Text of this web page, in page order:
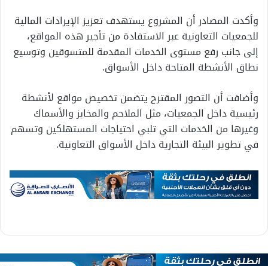
وأكدت المصادر أن المشروع يستهدف تعزيز الإيرادات المالية
للجمعيات التعاونية عبر الاستفادة من تأجير هذه المواقع،
إلى جانب رفع مستوى الخدمات المقدمة للمتسوقين وتوسيع
نطاق الأنشطة المتاحة داخل الأسواق.
وأضافت أن التصور المقترح يتضمن تخصيص مواقع لأنشطة
رئيسية داخل الجمعيات، مثل الملاحم والمخابز والأسماك
وغيرها من الخدمات التي تلبي احتياجات المستهلكين وتسهم
في تطوير البيئة التجارية داخل الأسواق التعاونية.